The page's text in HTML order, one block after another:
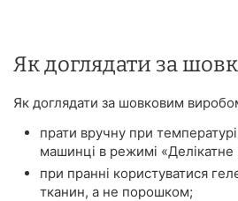
Як доглядати за
Як доглядати за шовковим
прати вручну при
машинці в режимі
при пранні користуватися
тканин, а не порошком;